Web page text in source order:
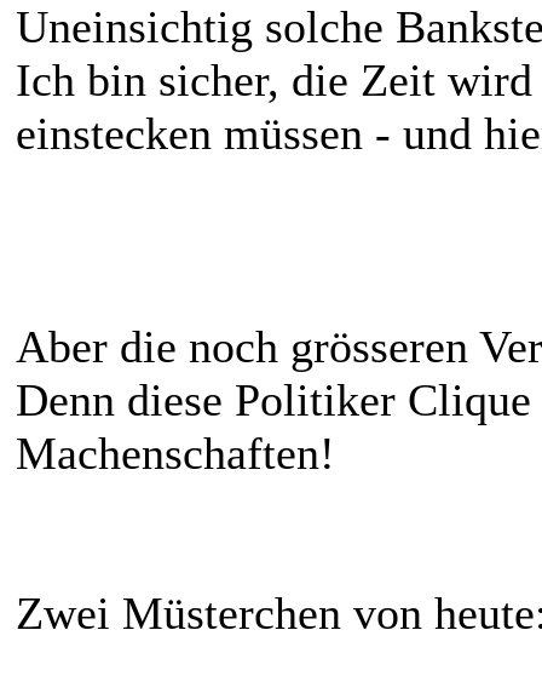
Uneinsichtig solche
Ich bin sicher, die Zeit
einstecken müssen - und
Aber die noch grösseren
Denn diese Politiker
Machenschaften!
Zwei Müsterchen von